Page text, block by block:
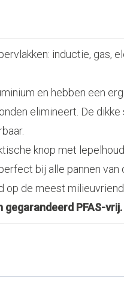
inductie, gas,
en hebben een
elimineert. De
knop met
bij alle pannen van
de meest
gegarandeerd PFAS-vrij.